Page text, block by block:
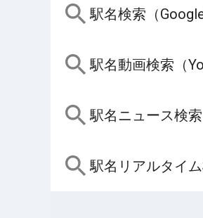
駅名検索（Google
駅名動画検索（
駅名ニュース検
駅名リアルタイム